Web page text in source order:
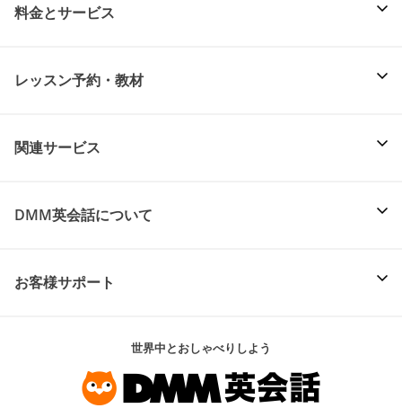
料金とサービス
レッスン予約・教材
関連サービス
DMM英会話について
お客様サポート
世界中とおしゃべりしよう